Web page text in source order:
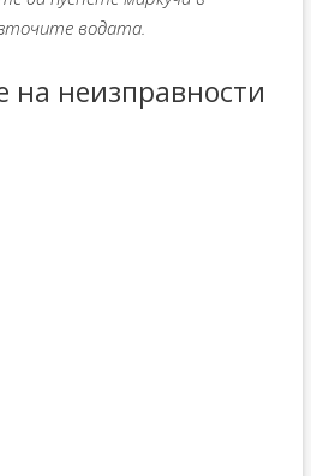
водата.
на неизправности